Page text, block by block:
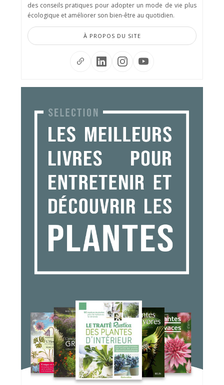
des conseils pratiques pour adopter un mode de vie plus
écologique et améliorer son bien-être au quotidien.
À PROPOS DU SITE